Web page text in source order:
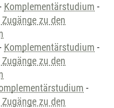
Komplementärstudium -
zu den
Komplementärstudium -
zu den
-
zu den